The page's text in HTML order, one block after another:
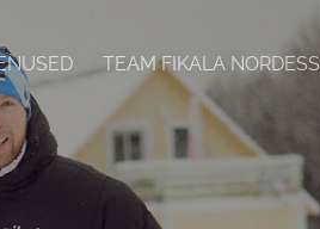
TEAM FIKALA NORDESS